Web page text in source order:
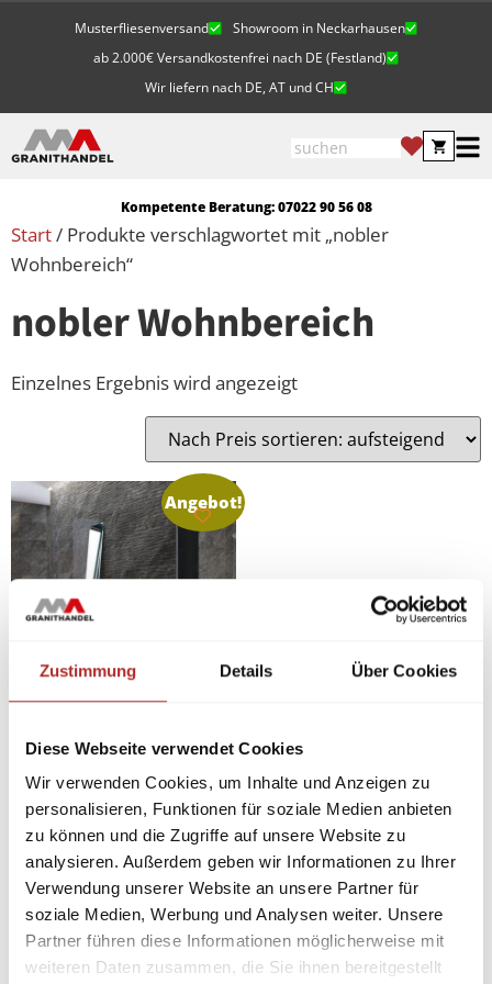
Zustimmung Details Über Cookies
Diese Webseite verwendet Cookies
Wir verwenden Cookies, um Inhalte und Anzeigen zu
personalisieren, Funktionen für soziale Medien anbieten
zu können und die Zugriffe auf unsere Website zu
analysieren. Außerdem geben wir Informationen zu Ihrer
Verwendung unserer Website an unsere Partner für
soziale Medien, Werbung und Analysen weiter. Unsere
Partner führen diese Informationen möglicherweise mit
weiteren Daten zusammen, die Sie ihnen bereitgestellt
Musterfliesenversand
Showroom in Neckarhausen
ab 2.000€ Versandkostenfrei nach DE (Festland)
Wir liefern nach DE, AT und CH
Kompetente Beratung: 07022 90 56 08
Start/ Produkte verschlagwortet mit „nobler
Wohnbereich“
nobler Wohnbereich
Einzelnes Ergebnis wird angezeigt
Angebot!
Feinsteinfliesen
Emperador Black
60x60x1cm Glanz
34,90€
27,92€ / m²
34,90 27,92 m²